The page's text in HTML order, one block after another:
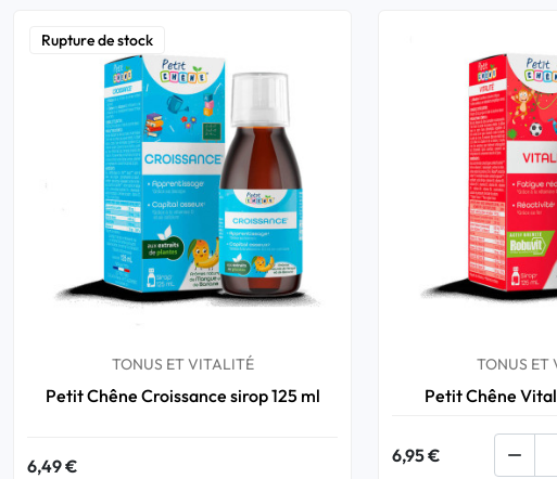
Rupture de stock
TONUS ET VITALITÉ
Petit Chêne Croissance sirop 125 ml
6,49 €
TONUS ET
Petit Chêne
6,95 € 